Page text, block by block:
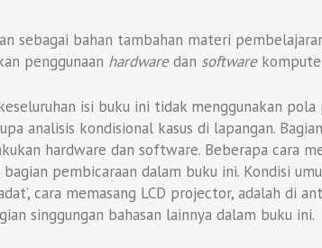
sebagai bahan tambahan materi
penggunaan hardwaredan software
isi buku ini tidak menggunakan
analisis kondisional kasus di lapangan.
hardware dan software. Beberapa cara
pembicaraan dalam buku ini. Kondisi
cara memasang LCD projector, adalah di
singgungan bahasan lainnya dalam buku ini.